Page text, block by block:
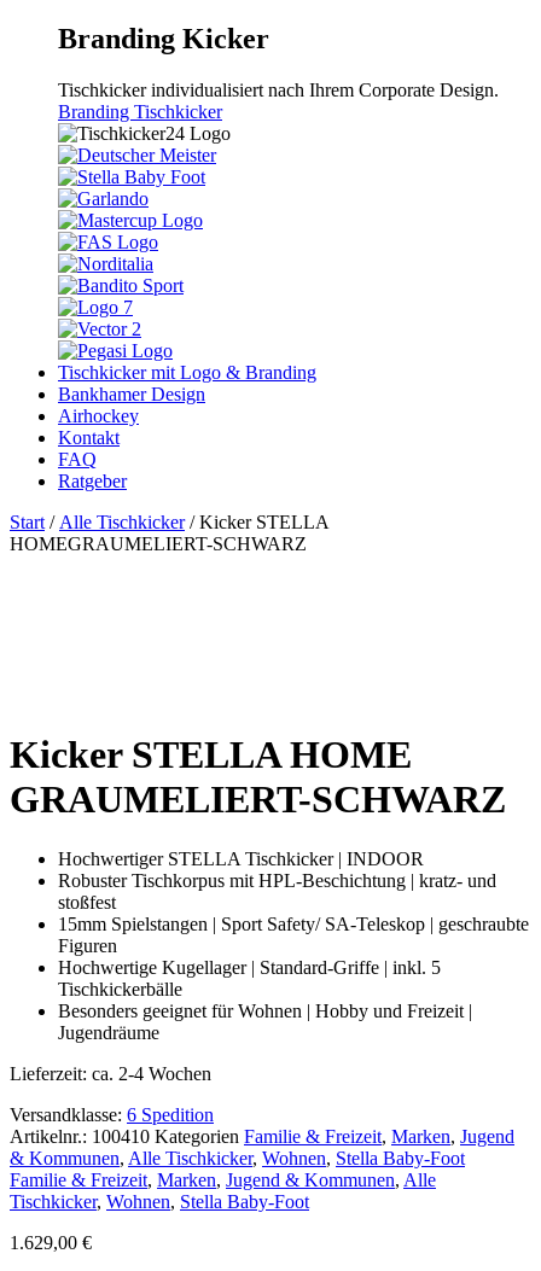
Branding Kicker
Tischkicker individualisiert nach Ihrem Corporate Design.
Branding Tischkicker
Tischkicker mit Logo & Branding
Bankhamer Design
Airhockey
Kontakt
FAQ
Ratgeber
Start / Alle Tischkicker/ Kicker STELLA
HOMEGRAUMELIERT-SCHWARZ
Kicker STELLA HOME
GRAUMELIERT-SCHWARZ
Hochwertiger STELLA Tischkicker | INDOOR
Robuster Tischkorpus mit HPL-Beschichtung | kratz- und
stoßfest
15mm Spielstangen | Sport Safety/ SA-Teleskop | geschraubte
Figuren
Hochwertige Kugellager | Standard-Griffe | inkl. 5
Tischkickerbälle
Besonders geeignet für Wohnen | Hobby und Freizeit |
Jugendräume
Lieferzeit: ca. 2-4 Wochen
Versandklasse: 6 Spedition
Artikelnr.: 100410 Kategorien Familie & Freizeit, Marken, Jugend
& Kommunen, Alle Tischkicker, Wohnen, Stella Baby-Foot
Familie & Freizeit, Marken, Jugend & Kommunen, Alle
Tischkicker, Wohnen, Stella Baby-Foot
1.629,00 €